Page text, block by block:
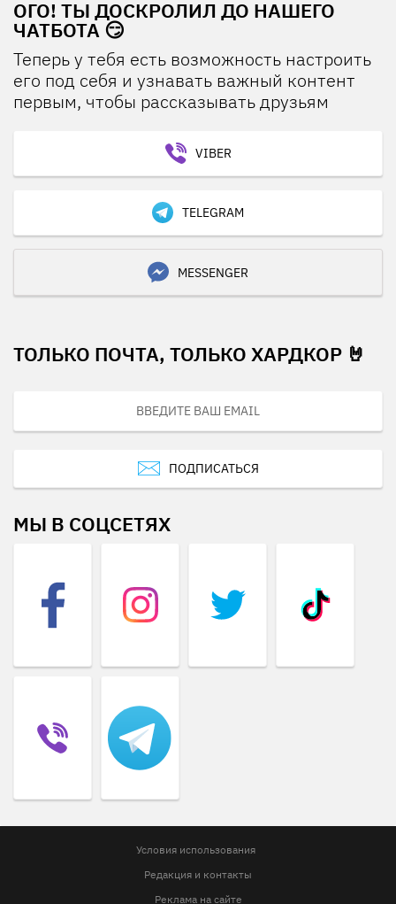
ОГО! ТЫ ДОСКРОЛИЛ ДО НАШЕГО
ЧАТБОТА 😏
Теперь у тебя есть возможность настроить
его под себя и узнавать важный контент
первым, чтобы рассказывать друзьям
VIBER
TELEGRAM
MESSENGER
ТОЛЬКО ПОЧТА, ТОЛЬКО ХАРДКОР 🤘
ПОДПИСАТЬСЯ
МЫ В СОЦСЕТЯХ
Условия использования
Редакция и контакты
Реклама на сайте